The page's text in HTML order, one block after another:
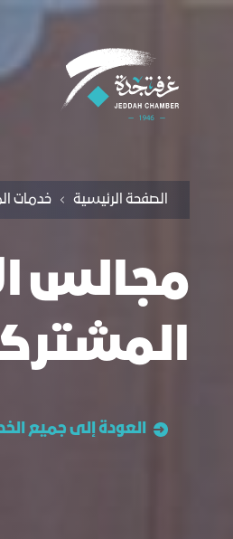
خدمة مجالس الاعمال
الصفحة الرئيسية خدمات
مجالس
العودة إلى جميع